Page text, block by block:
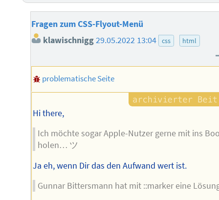
Fragen zum CSS-Flyout-Menü
klawischnigg29.05.2022 13:04 css html
problematische Seite
Hi there,
Ich möchte sogar Apple-Nutzer gerne mit ins
holen… ツ
Ja eh, wenn Dir das den Aufwand wert ist.
Gunnar Bittersmann hat mit ::marker eine